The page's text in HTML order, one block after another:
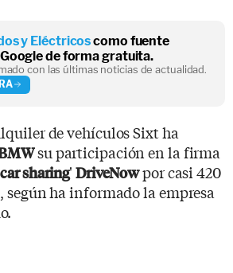
y Eléctricoscomo fuente
de forma gratuita.
con las últimas noticias de actualidad.
de vehículos Sixt ha
su participación en la firma
car sharing' DriveNowpor casi 420
según ha informado la empresa